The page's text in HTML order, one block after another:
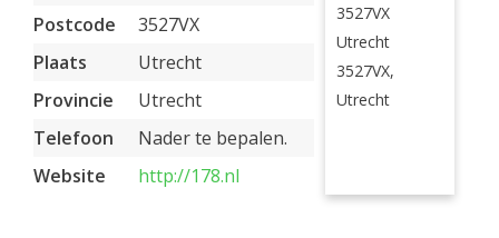
Postcode
3527VX
Plaats
Utrecht
Provincie
Utrecht
Telefoon
Nader te bepalen.
Website
http://178.nl
3527VX
Utrecht
3527VX,
Utrecht